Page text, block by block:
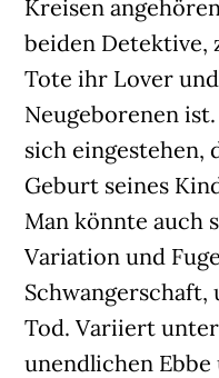
Kreisen
beiden Detektive,
Tote ihr Lover
Neugeborenen
sich eingestehen,
Geburt seines
Man könnte auch
Variation und
Schwangerschaft,
Tod. Variiert
unendlichen